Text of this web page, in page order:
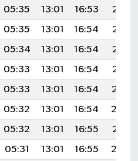
05:35 13:01 16:53
20:16
05:35 13:01 16:54
20:17
05:34 13:01 16:54
20:18
05:33 13:01 16:54
20:18
05:33 13:01 16:54
20:19
05:32 13:01 16:54
20:20
05:32 13:01 16:55
20:21
05:31 13:01 16:55
20:22